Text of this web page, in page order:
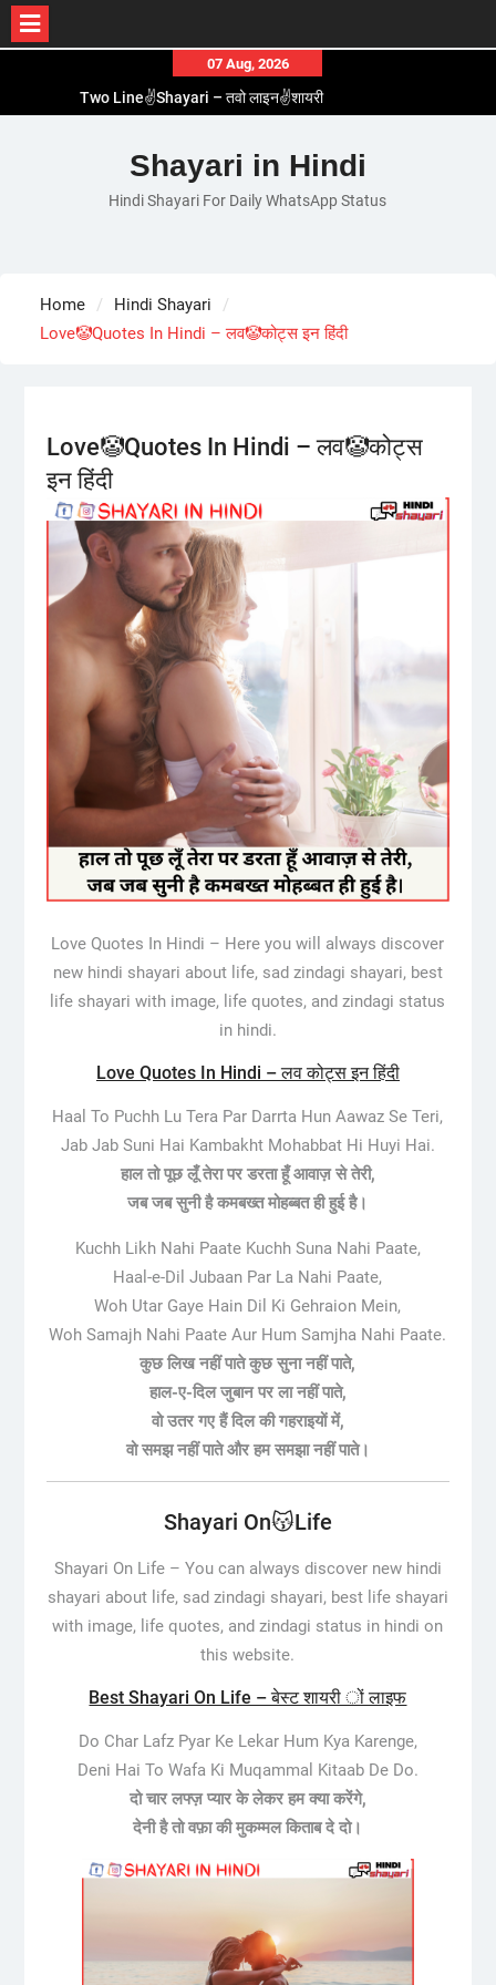
content
07 Aug, 2026
Two Line✌️Shayari – तवो लाइन✌️शायरी
Love😓Lines In Hindi – लव😓लाइन्स इन हिंदी
Love🥳Poetry In Hindi – लव🥳पोएट्री इन हिंदी
1 Line☝️Shayari In Hindi – १ लाइन☝️शायरी इन हिंदी
Shayari in Hindi
Hindi Shayari For Daily WhatsApp Status
Home
Hindi Shayari
Love🤡Quotes In Hindi – लव🤡कोट्स इन हिंदी
Love🤡Quotes In Hindi – लव🤡कोट्स
इन हिंदी
Love Quotes In Hindi – Here you will always discover
new hindi shayari about life, sad zindagi shayari, best
life shayari with image, life quotes, and zindagi status
in hindi.
Love Quotes In Hindi – लव कोट्स इन हिंदी
Haal To Puchh Lu Tera Par Darrta Hun Aawaz Se Teri,
Jab Jab Suni Hai Kambakht Mohabbat Hi Huyi Hai.
हाल तो पूछ लूँ तेरा पर डरता हूँ आवाज़ से तेरी,
जब जब सुनी है कमबख्त मोहब्बत ही हुई है।
Kuchh Likh Nahi Paate Kuchh Suna Nahi Paate,
Haal-e-Dil Jubaan Par La Nahi Paate,
Woh Utar Gaye Hain Dil Ki Gehraion Mein,
Woh Samajh Nahi Paate Aur Hum Samjha Nahi Paate.
कुछ लिख नहीं पाते कुछ सुना नहीं पाते,
हाल-ए-दिल जुबान पर ला नहीं पाते,
वो उतर गए हैं दिल की गहराइयों में,
वो समझ नहीं पाते और हम समझा नहीं पाते।
Shayari On😽Life
Shayari On Life – You can always discover new hindi
shayari about life, sad zindagi shayari, best life shayari
with image, life quotes, and zindagi status in hindi on
this website.
Best Shayari On Life – बेस्ट शायरी ों लाइफ
Do Char Lafz Pyar Ke Lekar Hum Kya Karenge,
Deni Hai To Wafa Ki Muqammal Kitaab De Do.
दो चार लफ्ज़ प्यार के लेकर हम क्या करेंगे,
देनी है तो वफ़ा की मुकम्मल किताब दे दो।